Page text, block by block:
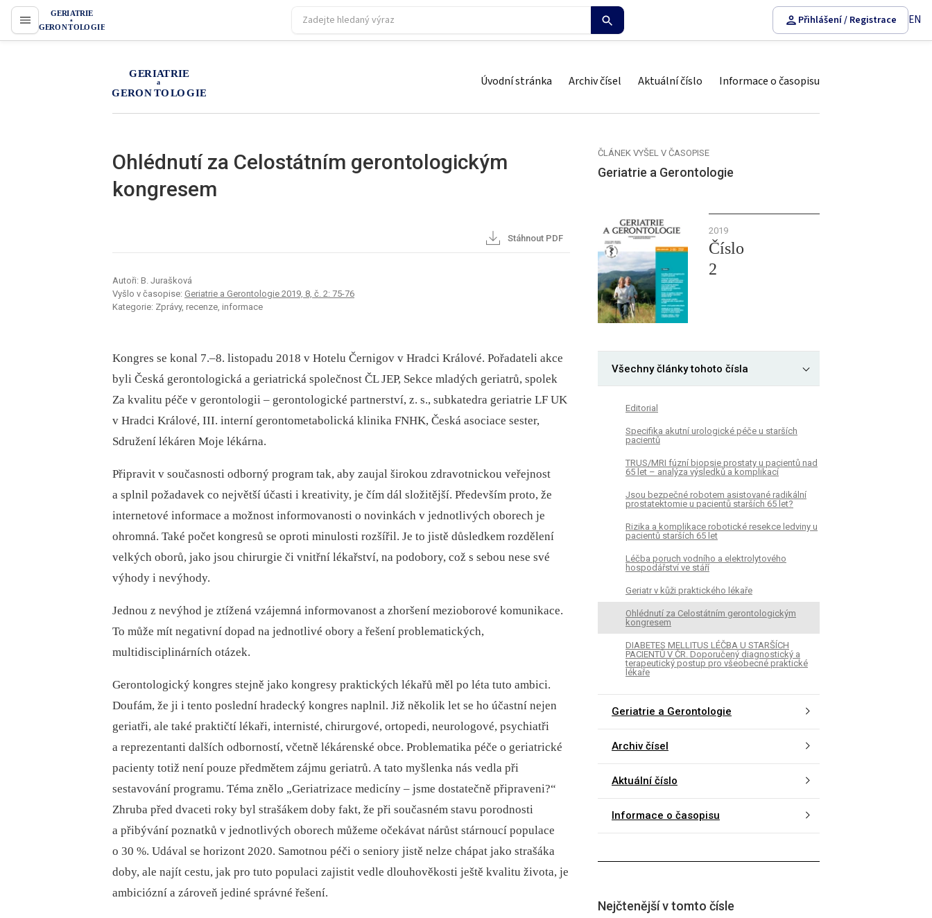
proLékaře.cz
Přihlášení / Registrace EN
proLékaře.cz Úvodní stránka Archiv čísel Aktuální číslo Informace o časopisu
Ohlédnutí za Celostátním gerontologickým
kongresem
Stáhnout PDF
Autoři: B. Jurašková
Vyšlo v časopise: Geriatrie a Gerontologie 2019, 8, č. 2: 75-76
Kategorie: Zprávy, recenze, informace
Kongres se konal 7.–8. listopadu 2018 v Hotelu Černigov v Hradci Králové. Pořadateli akce
byli Česká gerontologická a geriatrická společnost ČL JEP, Sekce mladých geriatrů, spolek
Za kvalitu péče v gerontologii –⁠ gerontologické partnerství, z. s., subkatedra geriatrie LF UK
v Hradci Králové, III. interní gerontometabolická klinika FNHK, Česká asociace sester,
Sdružení lékáren Moje lékárna.
Připravit v současnosti odborný program tak, aby zaujal širokou zdravotnickou veřejnost
a splnil požadavek co největší účasti i kreativity, je čím dál složitější. Především proto, že
internetové informace a možnost informovanosti o novinkách v jednotlivých oborech je
ohromná. Také počet kongresů se oproti minulosti rozšířil. Je to jistě důsledkem rozdělení
velkých oborů, jako jsou chirurgie či vnitřní lékařství, na podobory, což s sebou nese své
výhody i nevýhody.
Jednou z nevýhod je ztížená vzájemná informovanost a zhoršení mezioborové komunikace.
To může mít negativní dopad na jednotlivé obory a řešení problematických,
multidisciplinárních otázek.
Gerontologický kongres stejně jako kongresy praktických lékařů měl po léta tuto ambici.
Doufám, že ji i tento poslední hradecký kongres naplnil. Již několik let se ho účastní nejen
geriatři, ale také praktičtí lékaři, internisté, chirurgové, ortopedi, neurologové, psychiatři
a reprezentanti dalších odborností, včetně lékárenské obce. Problematika péče o ge­riatrické
pacienty totiž není pouze předmětem zájmu geriatrů. A tato myšlenka nás vedla při
sestavování programu. Téma znělo „Geriatrizace medicíny –⁠ jsme dostatečně připraveni?“
Zhruba před dvaceti roky byl strašákem doby fakt, že při současném stavu porodnosti
a přibývání poznatků v jednotlivých oborech můžeme očekávat nárůst stárnoucí populace
o 30 %. Udával se horizont 2020. Samotnou péči o seniory jistě nelze chápat jako strašáka
doby, ale najít cestu, jak pro tuto populaci zajistit vedle dlouhověkosti ještě kvalitu života, je
ambiciózní a zároveň jediné správné řešení.
ČLÁNEK VYŠEL V ČASOPISE
Geriatrie a Gerontologie
2019
Číslo
2
Všechny články tohoto čísla
Editorial
Specifika akutní urologické péče u starších
pacientů
TRUS/MRI fúzní biopsie prostaty u pacientů nad
65 let – analýza výsledků a komplikací
Jsou bezpečné robotem asistované radikální
prostatektomie u pacientů starších 65 let?
Rizika a komplikace robotické resekce ledviny u
pacientů starších 65 let
Léčba poruch vodního a elektrolytového
hospodářství ve stáří
Geriatr v kůži praktického lékaře
Ohlédnutí za Celostátním gerontologickým
kongresem
DIABETES MELLITUS LÉČBA U STARŠÍCH
PACIENTŮ V ČR. Doporučený diagnostický a
terapeutický postup pro všeobecné praktické
lékaře
Geriatrie a Gerontologie
Archiv čísel
Aktuální číslo
Informace o časopisu
Nejčtenější v tomto čísle